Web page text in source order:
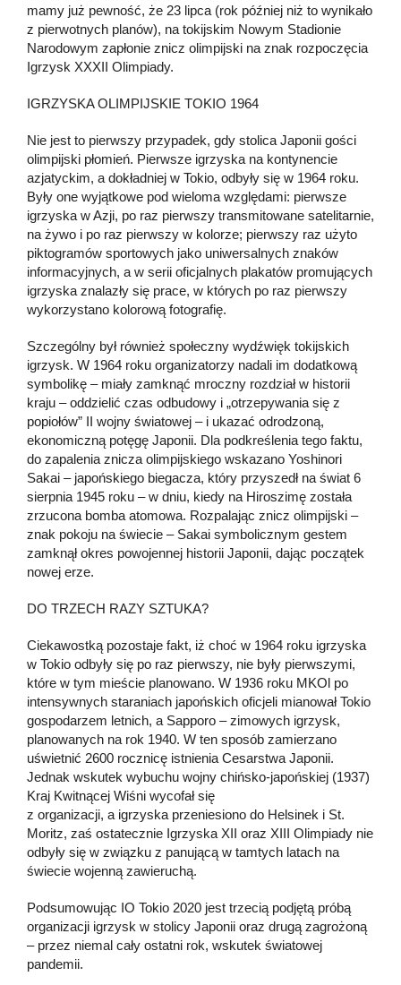
mamy już pewność, że 23 lipca (rok później niż to wynikało
z pierwotnych planów), na tokijskim Nowym Stadionie
Narodowym zapłonie znicz olimpijski na znak rozpoczęcia
Igrzysk XXXII Olimpiady.
IGRZYSKA OLIMPIJSKIE TOKIO 1964
Nie jest to pierwszy przypadek, gdy stolica Japonii gości
olimpijski płomień. Pierwsze igrzyska na kontynencie
azjatyckim, a dokładniej w Tokio, odbyły się w 1964 roku.
Były one wyjątkowe pod wieloma względami: pierwsze
igrzyska w Azji, po raz pierwszy transmitowane satelitarnie,
na żywo i po raz pierwszy w kolorze; pierwszy raz użyto
piktogramów sportowych jako uniwersalnych znaków
informacyjnych, a w serii oficjalnych plakatów promujących
igrzyska znalazły się prace, w których po raz pierwszy
wykorzystano kolorową fotografię.
Szczególny był również społeczny wydźwięk tokijskich
igrzysk. W 1964 roku organizatorzy nadali im dodatkową
symbolikę – miały zamknąć mroczny rozdział w historii
kraju – oddzielić czas odbudowy i „otrzepywania się z
popiołów” II wojny światowej – i ukazać odrodzoną,
ekonomiczną potęgę Japonii. Dla podkreślenia tego faktu,
do zapalenia znicza olimpijskiego wskazano Yoshinori
Sakai – japońskiego biegacza, który przyszedł na świat 6
sierpnia 1945 roku – w dniu, kiedy na Hiroszimę została
zrzucona bomba atomowa. Rozpalając znicz olimpijski –
znak pokoju na świecie – Sakai symbolicznym gestem
zamknął okres powojennej historii Japonii, dając początek
nowej erze.
DO TRZECH RAZY SZTUKA?
Ciekawostką pozostaje fakt, iż choć w 1964 roku igrzyska
w Tokio odbyły się po raz pierwszy, nie były pierwszymi,
które w tym mieście planowano. W 1936 roku MKOl po
intensywnych staraniach japońskich oficjeli mianował Tokio
gospodarzem letnich, a Sapporo – zimowych igrzysk,
planowanych na rok 1940. W ten sposób zamierzano
uświetnić 2600 rocznicę istnienia Cesarstwa Japonii.
Jednak wskutek wybuchu wojny chińsko-japońskiej (1937)
Kraj Kwitnącej Wiśni wycofał się
z organizacji, a igrzyska przeniesiono do Helsinek i St.
Moritz, zaś ostatecznie Igrzyska XII oraz XIII Olimpiady nie
odbyły się w związku z panującą w tamtych latach na
świecie wojenną zawieruchą.
Podsumowując IO Tokio 2020 jest trzecią podjętą próbą
organizacji igrzysk w stolicy Japonii oraz drugą zagrożoną
– przez niemal cały ostatni rok, wskutek światowej
pandemii.